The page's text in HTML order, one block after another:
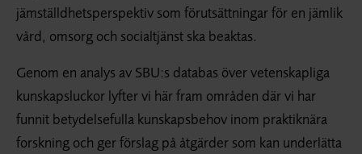
jämställdhetsperspektiv som förutsättningar för en jämlik
vård, omsorg och socialtjänst ska beaktas.
Genom en analys av SBU:s databas över vetenskapliga
kunskapsluckor lyfter vi här fram områden där vi har
funnit betydelsefulla kunskapsbehov inom praktiknära
forskning och ger förslag på åtgärder som kan underlätta